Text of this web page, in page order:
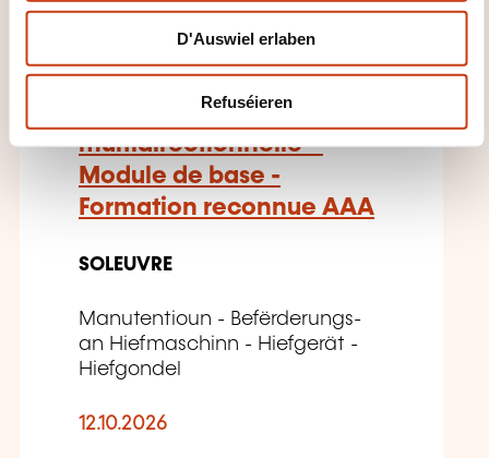
D'Auswiel erlaben
Refuséieren
Nacelles automotrices à
multidirectionnelle –
Module de base -
Formation reconnue AAA
SOLEUVRE
Manutentioun - Befërderungs-
an Hiefmaschinn - Hiefgerät -
Hiefgondel
12.10.2026